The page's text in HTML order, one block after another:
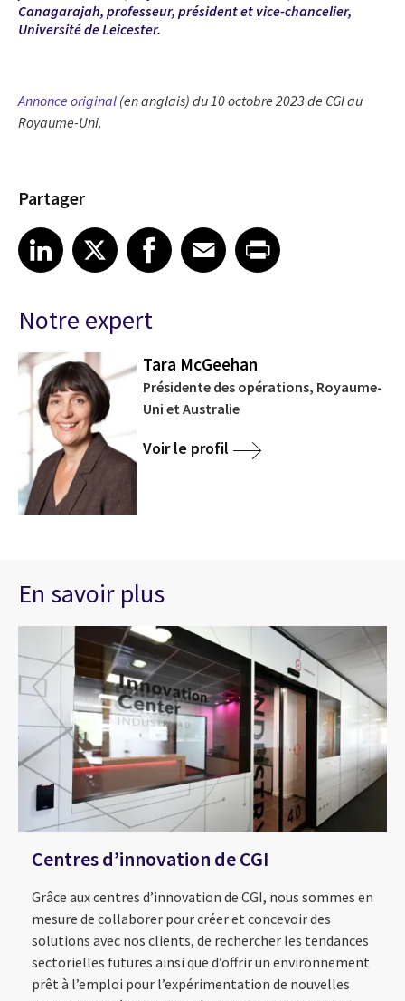
Canagarajah, professeur, président et vice-chancelier,
Université de Leicester.
Annonce original (en anglais) du 10 octobre 2023 de CGI au
Royaume-Uni.
Partager
Share article on LinkedIn
LinkedIn
Share article on XShare article on Facebook
Facebook
Share article on Email
EmailShare article on Print
Notre expert
Tara McGeehan
Présidente des opérations, Royaume-
Uni et Australie
Voir le profil
En savoir plus
Centres d’innovation de CGI
Grâce aux centres d’innovation de CGI, nous sommes en
mesure de collaborer pour créer et concevoir des
solutions avec nos clients, de rechercher les tendances
sectorielles futures ainsi que d’offrir un environnement
prêt à l’emploi pour l’expérimentation de nouvelles